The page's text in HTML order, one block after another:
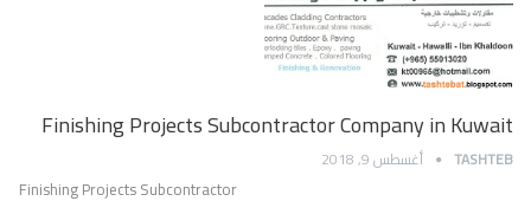
Finishing Projects Subcontractor Company in Kuwait
TASHTEB أغسطس 9, 2018
Finishing Projects Subcontractor